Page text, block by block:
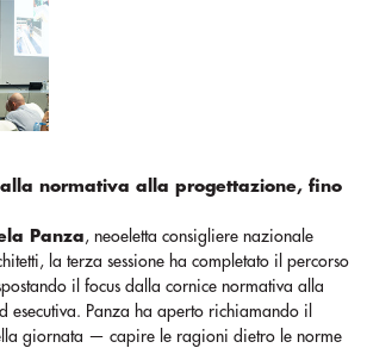
normativa alla progettazione, fino
Panza , neoeletta consigliere nazionale
la terza sessione ha completato il percorso
il focus dalla cornice normativa alla
esecutiva. Panza ha aperto richiamando il
giornata — capire le ragioni dietro le norme